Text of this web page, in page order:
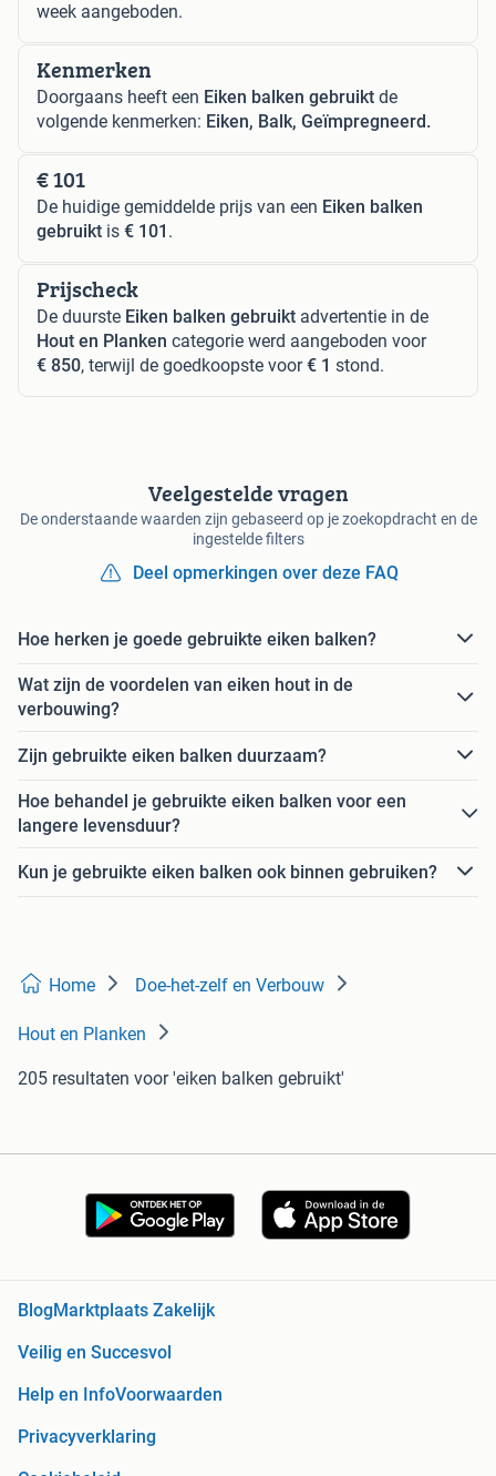
week aangeboden.
Kenmerken
Doorgaans heeft een Eiken balken gebruikt de
volgende kenmerken: Eiken, Balk, Geïmpregneerd.
€ 101
De huidige gemiddelde prijs van een Eiken balken
gebruikt is € 101 .
Prijscheck
De duurste Eiken balken gebruikt advertentie in de
Hout en Planken categorie werd aangeboden voor
€ 850, terwijl de goedkoopste voor€ 1 stond.
Veelgestelde vragen
De onderstaande waarden zijn gebaseerd op je zoekopdracht en de
ingestelde filters
Deel opmerkingen over deze FAQ
Hoe herken je goede gebruikte eiken balken?
Wat zijn de voordelen van eiken hout in de
verbouwing?
Zijn gebruikte eiken balken duurzaam?
Hoe behandel je gebruikte eiken balken voor een
langere levensduur?
Kun je gebruikte eiken balken ook binnen gebruiken?
Home Doe-het-zelf en Verbouw
Hout en Planken
205 resultaten voor 'eiken balken gebruikt'
BlogMarktplaats Zakelijk
Veilig en Succesvol
Help en InfoVoorwaarden
Privacyverklaring